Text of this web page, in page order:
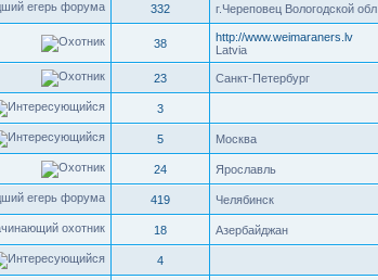
332 г.Череповец Вологодской обл.
38
http://www.weimaraners.lv
Latvia
23 Санкт-Петербург
3
5 Москва
24 Ярославль
419 Челябинск
18 Азербайджан
4